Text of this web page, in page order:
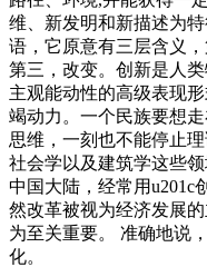
维、新发明和新描述为
语，它原意有三层含义
第三，改变。创新是人
主观能动性的高级表现
竭动力。一个民族要想
思维，一刻也不能停止
社会学以及建筑学这些
中国大陆，经常用u201c
然改革被视为经济发展
为至关重要。 准确地说
化。